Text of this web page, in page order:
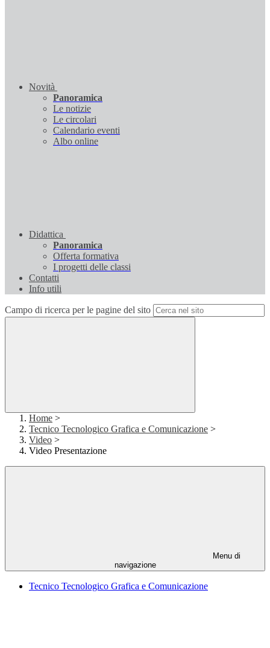
Novità
Panoramica
Le notizie
Le circolari
Calendario eventi
Albo online
Didattica
Panoramica
Offerta formativa
I progetti delle classi
Contatti
Info utili
Campo di ricerca per le pagine del sito
Home >
Tecnico Tecnologico Grafica e Comunicazione >
Video >
Video Presentazione
Menu di
navigazione
Tecnico Tecnologico Grafica e Comunicazione